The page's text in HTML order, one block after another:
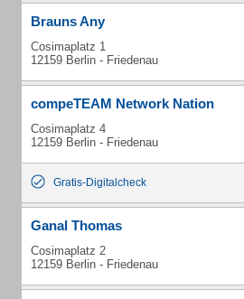
Brauns Any
Cosimaplatz 1
12159 Berlin - Friedenau
compeTEAM Network Nation
Cosimaplatz 4
12159 Berlin - Friedenau
Gratis-Digitalcheck
Ganal Thomas
Cosimaplatz 2
12159 Berlin - Friedenau